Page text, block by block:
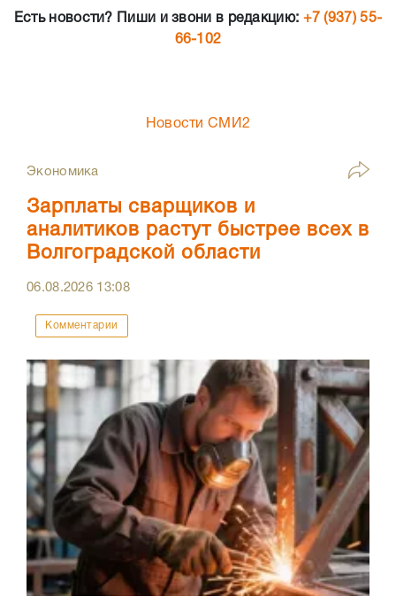
Есть новости? Пиши и звони в редакцию: +7 (937) 55-
66-102
Новости СМИ2
Экономика
Зарплаты сварщиков и
аналитиков растут быстрее всех в
Волгоградской области
06.08.2026 13:08
Комментарии